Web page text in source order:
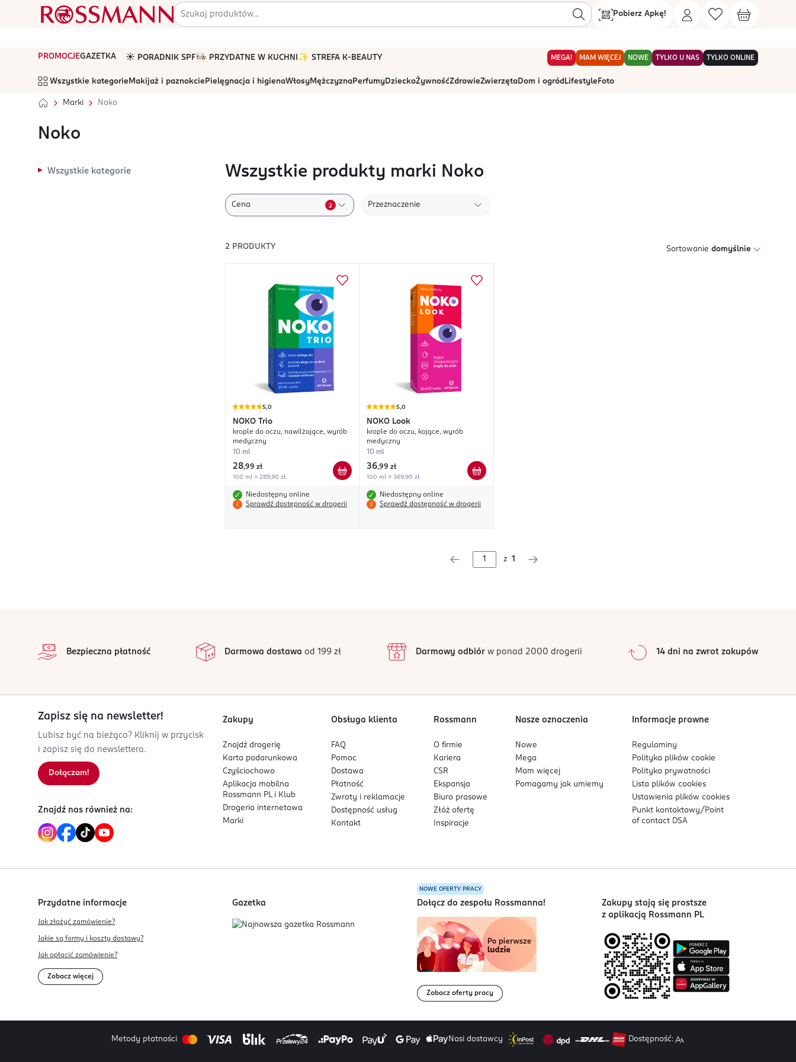
Pobierz Apkę!
PROMOCJEGAZETKA ☀️ PORADNIK SPF🧑🏻‍🍳 PRZYDATNE W KUCHNI ✨ STREFA K-BEAUTY MEGA! MAM WIĘCEJ NOWE TYLKO U NAS TYLKO ONLINE
Wszystkie kategorie Makijaż i paznokcie Pielęgnacja i higienaWłosyMężczyznaPerfumyDzieckoŻywnośćZdrowieZwierzętaDom i ogród Lifestyle Foto
Marki Noko
Noko
Wszystkie kategorie Wszystkie produkty marki Noko
Cena 2 Przeznaczenie
2 PRODUKTY Sortowanie domyślnie
5,0
NOKO Trio
krople do oczu, nawilżające, wyrób
medyczny
10 ml
28,99 zł
100 ml = 289,90 zł
Niedostępny online
Sprawdź dostępność w drogerii
5,0
NOKO Look
krople do oczu, kojące, wyrób
medyczny
10 ml
36,99 zł
100 ml = 369,90 zł
Niedostępny online
Sprawdź dostępność w drogerii
z 1
Bezpieczna płatność Darmowa dostawa od 199 zł Darmowy odbiórw ponad 2000 drogerii 14 dni na zwrot zakupów
Zapisz się na newsletter!
Lubisz być na bieżąco? Kliknij w przycisk
i zapisz się do newslettera.
Dołączam!
Znajdź nas również na:
Zakupy
Znajdź drogerię
Karta podarunkowa
Czyściochowo
Aplikacja mobilna
Rossmann PL i Klub
Drogeria internetowa
Marki
Obsługa klienta
FAQ
Pomoc
Dostawa
Płatność
Zwroty i reklamacje
Dostępność usług
Kontakt
Rossmann
O firmie
Kariera
CSR
Ekspansja
Biuro prasowe
Złóż ofertę
Inspiracje
Nasze oznaczenia
Nowe
Mega
Mam więcej
Pomagamy jak umiemy
Informacje prawne
Regulaminy
Polityka plikówcookie
Polityka prywatności
Lista plikówcookies
Ustawienia plikówcookies
Punkt kontaktowy/ Point
of contact DSA
Przydatne informacje
Jak złożyć zamówienie?
Jakie są formy i koszty dostawy?
Jak opłacić zamówienie?
Zobacz więcej
Gazetka
NOWE OFERTY PRACY
Dołącz do zespołu Rossmanna!
Zobacz oferty pracy
Zakupy stają się prostsze
z aplikacją Rossmann PL
Metody płatności Nasi dostawcy Dostępność: